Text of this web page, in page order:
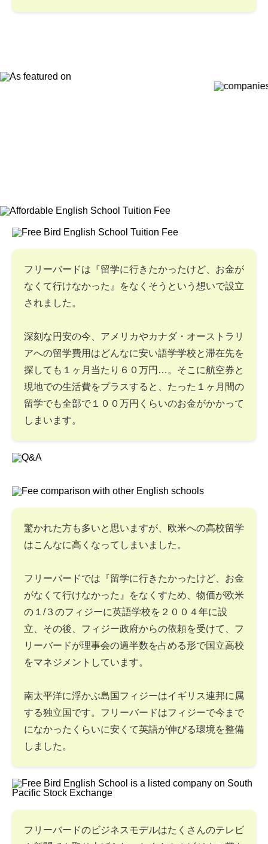
フリーバードは『留学に行きたかったけど、お金が
なくて行けなかった』をなくそうという想いで設立
されました。
深刻な円安の今、アメリカやカナダ・オーストラリ
アへの留学費用はどんなに安い語学学校と滞在先を
探しても１ヶ月当たり６０万円…。そこに航空券と
現地での生活費をプラスすると、たった１ヶ月間の
留学でも全部で１００万円くらいのお金がかかって
しまいます。
驚かれた方も多いと思いますが、欧米への高校留学
はこんなに高くなってしまいました。
フリーバードでは『留学に行きたかったけど、お金
がなくて行けなかった』をなくすため、物価が欧米
の１/３のフィジーに英語学校を２００４年に設
立、その後、フィジー政府からの依頼を受けて、フ
リーバードが理事会の過半数を占める形で国立高校
をマネジメントしています。
南太平洋に浮かぶ島国フィジーはイギリス連邦に属
する独立国です。フリーバードはフィジーで今まで
になかったくらいに安くて英語が伸びる環境を整備
しました。
フリーバードのビジネスモデルはたくさんのテレビ